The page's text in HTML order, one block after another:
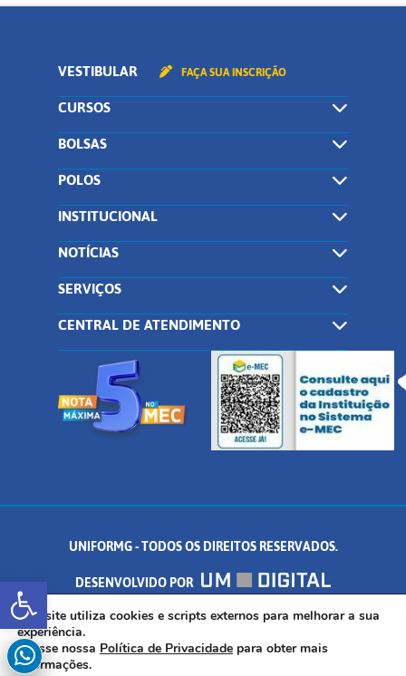
Abrir a barra de ferramentas
VESTIBULAR FAÇA SUA INSCRIÇÃO
CURSOS
BOLSAS
POLOS
INSTITUCIONAL
NOTÍCIAS
SERVIÇOS
CENTRAL DE ATENDIMENTO
UNIFORMG - TODOS OS DIREITOS RESERVADOS.
DESENVOLVIDO POR
AV. DR. ARNALDO DE SENNA, 328 - PALMEIRAS, FORMIGA/MG - CEP:
35.574.530
Este site utiliza cookies e scripts externos para melhorar a sua
experiência.
Acesse nossa Política de Privacidade para obter mais
informações.